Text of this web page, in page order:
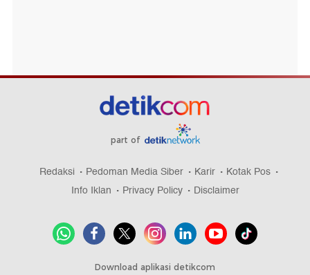
part of
Redaksi Pedoman Media Siber Karir
Kotak Pos
Info Iklan
Privacy Policy Disclaimer
Download aplikasi detikcom